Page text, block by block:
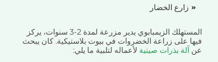
زارع الخضار
المستهلك الزيمبابوي يدير مزرعة لمدة 2-3 سنوات، يركز
على زراعة الخضروات في بيوت بلاستيكية. كان يبحث
آلة بذرات صينيةلأعماله لتلبية ما يلي: